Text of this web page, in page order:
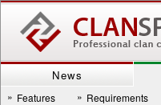
News
» Features » Requirements